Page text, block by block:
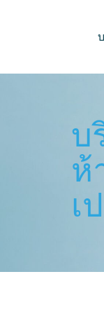
บ
ห้
เ